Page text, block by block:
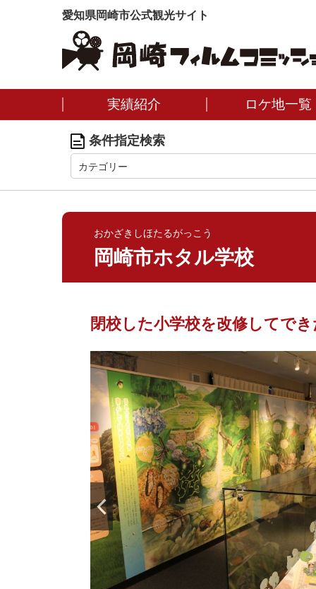
愛知県岡崎市公式観光サイト
実績紹介 ロケ地一覧
条件指定検索
カテゴリー
おかざきしほたるがっこう
岡崎市ホタル学校
閉校した小学校を改修してで